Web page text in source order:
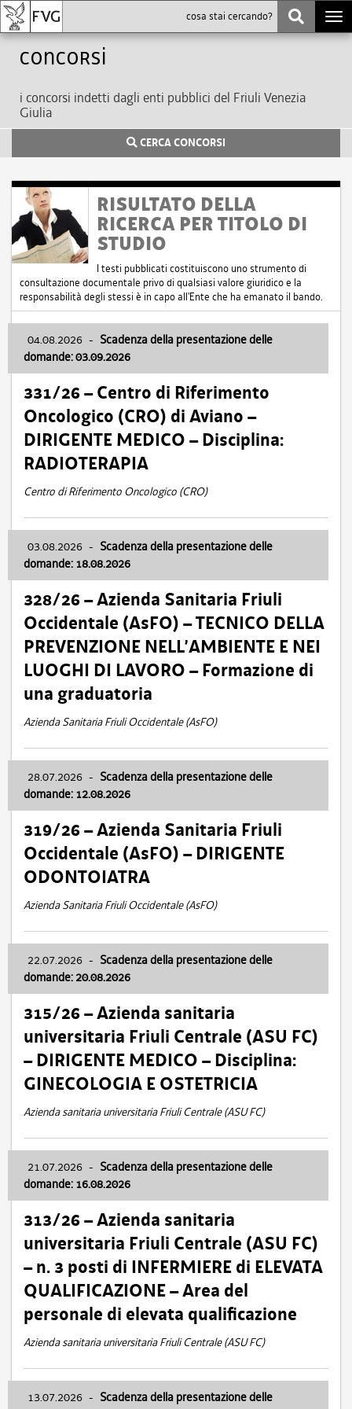
Concorsi
i concorsi indetti dagli enti pubblici del Friuli Venezia
Giulia
CERCA CONCORSI
RISULTATO DELLA
RICERCA PER TITOLO DI
STUDIO
I testi pubblicati costituiscono uno strumento di
consultazione documentale privo di qualsiasi valore giuridico e la
responsabilità degli stessi è in capo all'Ente che ha emanato il bando.
04.08.2026 - Scadenza della presentazione delle
domande: 03.09.2026
331/26 – Centro di Riferimento
Oncologico (CRO) di Aviano –
DIRIGENTE MEDICO – Disciplina:
RADIOTERAPIA
Centro di Riferimento Oncologico (CRO)
03.08.2026 - Scadenza della presentazione delle
domande: 18.08.2026
328/26 – Azienda Sanitaria Friuli
Occidentale (AsFO) – TECNICO DELLA
PREVENZIONE NELL’AMBIENTE E NEI
LUOGHI DI LAVORO – Formazione di
una graduatoria
Azienda Sanitaria Friuli Occidentale (AsFO)
28.07.2026 - Scadenza della presentazione delle
domande: 12.08.2026
319/26 – Azienda Sanitaria Friuli
Occidentale (AsFO) – DIRIGENTE
ODONTOIATRA
Azienda Sanitaria Friuli Occidentale (AsFO)
22.07.2026 - Scadenza della presentazione delle
domande: 20.08.2026
315/26 – Azienda sanitaria
universitaria Friuli Centrale (ASU FC)
– DIRIGENTE MEDICO – Disciplina:
GINECOLOGIA E OSTETRICIA
Azienda sanitaria universitaria Friuli Centrale (ASU FC)
21.07.2026 - Scadenza della presentazione delle
domande: 16.08.2026
313/26 – Azienda sanitaria
universitaria Friuli Centrale (ASU FC)
– n. 3 posti di INFERMIERE di ELEVATA
QUALIFICAZIONE – Area del
personale di elevata qualificazione
Azienda sanitaria universitaria Friuli Centrale (ASU FC)
13.07.2026 - Scadenza della presentazione delle